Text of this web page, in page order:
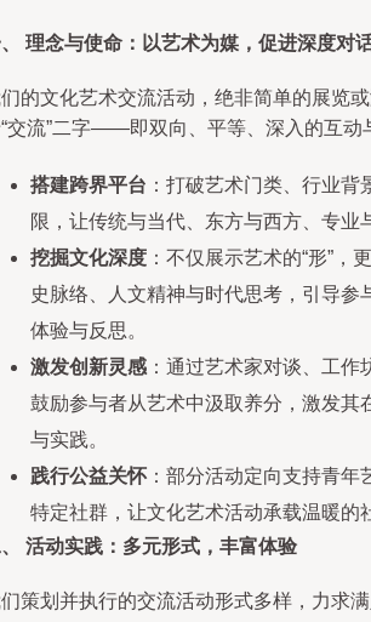
理念与使命：以艺术为媒，促进深度对
的文化艺术交流活动，绝非简单的展览
交流”二字——即双向、平等、深入的互动
搭建跨界平台 ：打破艺术门类、行业背
限，让传统与当代、东方与西方、专业
挖掘文化深度 ：不仅展示艺术的“形”，
史脉络、人文精神与时代思考，引导参
体验与反思。
激发创新灵感 ：通过艺术家对谈、工
鼓励参与者从艺术中汲取养分，激发其
与实践。
践行公益关怀 ：部分活动定向支持青
特定社群，让文化艺术活动承载温暖的
活动实践：多元形式，丰富体验
策划并执行的交流活动形式多样，力求